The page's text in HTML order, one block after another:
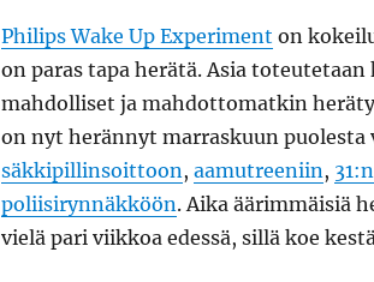
Philips Wake Up Experiment on
on paras tapa herätä. Asia
mahdolliset ja mahdottomatkin
on nyt herännyt marraskuun puolesta
säkkipillinsoittoon, aamutreeniin,
poliisirynnäkköön. Aika äärimmäisiä
vielä pari viikkoa edessä, sillä koe